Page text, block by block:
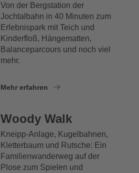
Von der Bergstation der
Jochtalbahn in 40 Minuten zum
Erlebnispark mit Teich und
Kinderfloß, Hängematten,
Balanceparcours und noch viel
mehr.
Mehr erfahren
Woody Walk
Kneipp-Anlage, Kugelbahnen,
Kletterbaum und Rutsche: Ein
Familienwanderweg auf der
Plose zum Spielen und